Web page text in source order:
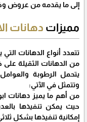
إلى ما يقدمه من عروض
مميزات دهانات
تتعدد أنواع الدهانات
من الدهانات الثقيلة
يتحمل الرطوبة
وتتمثل في الآتي:
من أهم ما يميز دهانات
حيث يمكن تنفيذها
إمكانية تنفيذها بشكل